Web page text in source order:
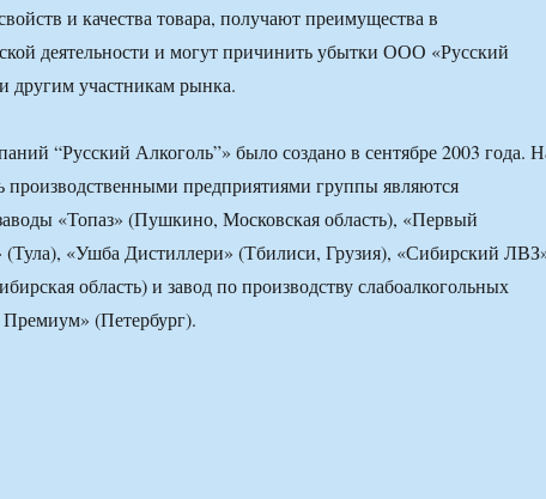
и качества товара, получают преимущества в
деятельности и могут причинить убытки ООО «Русский
другим участникам рынка.
“Русский Алкоголь”» было создано в сентябре 2003 года.
производственными предприятиями группы являются
«Топаз» (Пушкино, Московская область), «Первый
«Ушба Дистиллери» (Тбилиси, Грузия), «Сибирский
область) и завод по производству слабоалкогольных
Премиум» (Петербург).